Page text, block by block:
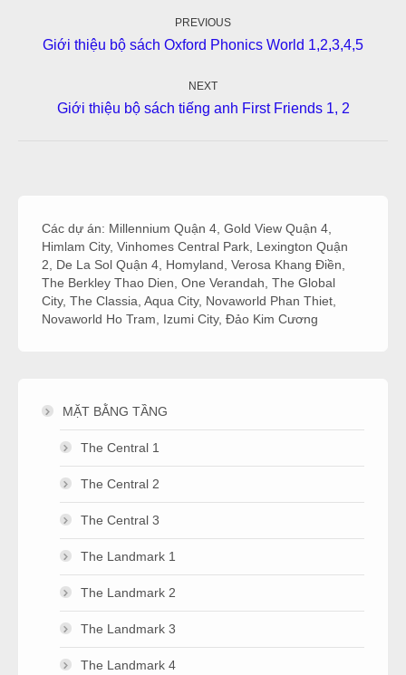
PREVIOUS
Previous
Giới thiệu bộ sách Oxford Phonics World 1,2,3,4,5
NEXT
Next
Giới thiệu bộ sách tiếng anh First Friends 1, 2
Các dự án: Millennium Quận 4 Gold View Quận 4
Himlam City, Vinhomes Central Park Lexington Quận
2
De La Sol Quận 4 Homyland Verosa Khang Điền
The Berkley Thao Dien One Verandah The Global
City, The Classia Aqua City, Novaworld Phan Thiet
Novaworld Ho Tram
Izumi City, Đảo Kim Cương
MẶT BẰNG TẦNG
The Central 1
The Central 2
The Central 3
The Landmark 1
The Landmark 2
The Landmark 3
The Landmark 4